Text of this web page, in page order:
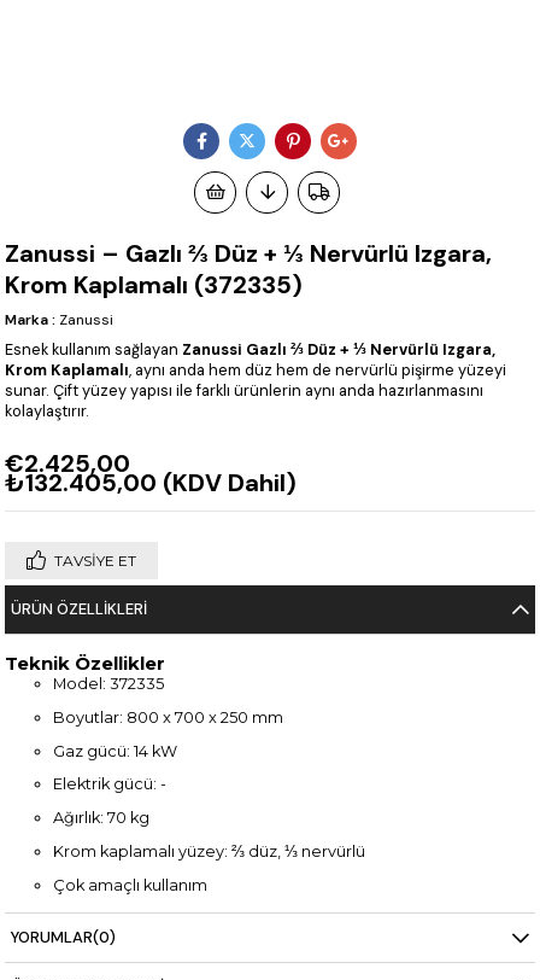
Zanussi – Gazlı ⅔ Düz + ⅓ Nervürlü Izgara,
Krom Kaplamalı (372335)
Marka : Zanussi
Esnek kullanım sağlayan Zanussi Gazlı ⅔ Düz + ⅓ Nervürlü Izgara,
Krom Kaplamalı, aynı anda hem düz hem de nervürlü pişirme yüzeyi
sunar. Çift yüzey yapısı ile farklı ürünlerin aynı anda hazırlanmasını
kolaylaştırır.
€2.425,00
₺132.405,00 (KDV Dahil)
TAVSIYE ET
ÜRÜN ÖZELLIKLERI
Teknik Özellikler
Model: 372335
Boyutlar: 800 x 700 x 250 mm
Gaz gücü: 14 kW
Elektrik gücü: -
Ağırlık: 70 kg
Krom kaplamalı yüzey: ⅔ düz, ⅓ nervürlü
Çok amaçlı kullanım
Dayanıklı paslanmaz gövde
YORUMLAR(0)